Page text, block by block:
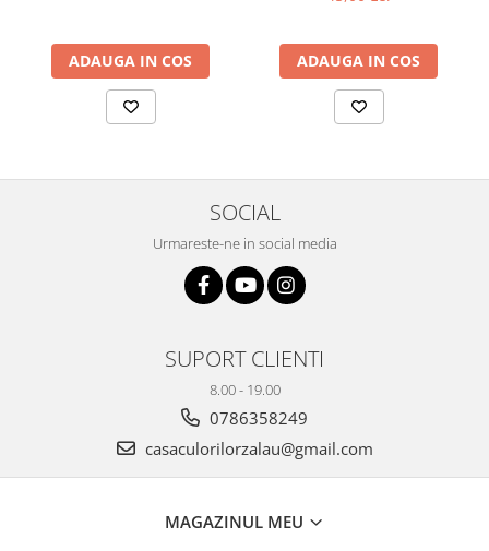
Plastelina
Plicuri
Radiere scoala
Cerneala
Cerneala Calimara, Patroane
Table magnetice si de pluta
ADAUGA IN COS ADAUGA IN COS
SOCIAL
Urmareste-ne in social media
SUPORT CLIENTI
8.00 - 19.00
0786358249
casaculorilorzalau@gmail.com
MAGAZINUL MEU